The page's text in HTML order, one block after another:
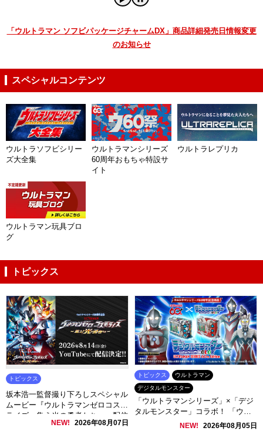
「ウルトラマン ソフビパッケージチャームDX」商品詳細発売日情報変更
のお知らせ
スペシャルコンテンツ
ウルトラソフビシリー
ズ大全集
ウルトラマンシリーズ
60周年おもちゃ特設サ
イト
ウルトラレプリカ
ウルトラマン玩具ブロ
グ
トピックス
トピックス
坂本浩一監督撮り下ろしスペシャル
ムービー『ウルトラマンゼロコスモ
ライズ～集え光の勇者たち～』配信
NEW! 2026年08月07日
トピックス
ウルトラマン
デジタルモンスター
「ウルトラマンシリーズ」×「デジ
タルモンスター」コラボ！ 「ウル
トラマンシリーズ」60周年を記念し
NEW! 2026年08月05日